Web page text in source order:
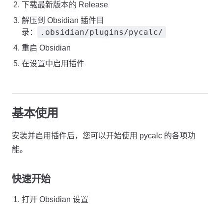
下载最新版本的 Release
解压到 Obsidian 插件目
录：
.obsidian/plugins/pycalc/
重启 Obsidian
在设置中启用插件
基本使用
安装并启用插件后，您可以开始使用 pycalc 的各项功
能。
快速开始
打开 Obsidian 设置